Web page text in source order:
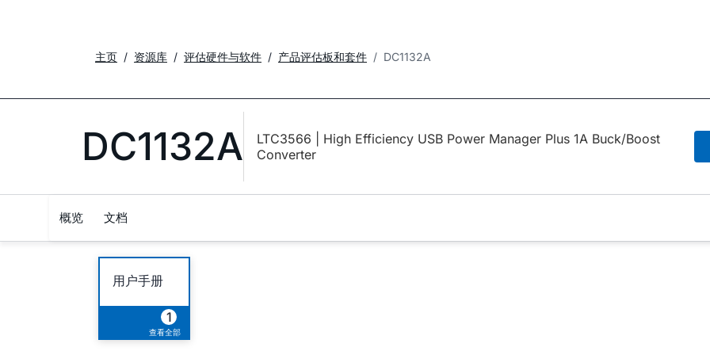
主页 资源库 评估硬件与软件 产品评估板和套件 DC1132A
DC1132A
LTC3566 | High Efficiency USB Power Manager Plus 1A Buck/Boost
Converter
概览 文档
用户手册
1
查看全部